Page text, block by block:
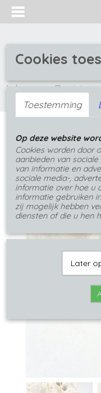
Inloggen
Home>Hangers>
Goudkleurige
Cookies
Toestemming
Op deze website
Cookies worden door
aanbieden van
van informatie en
sociale media-,
informatie over hoe u
informatie gebruiken
zij mogelijk hebben
diensten of die u hen
Later